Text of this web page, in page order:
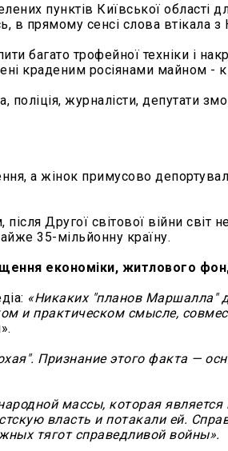
пунктів Київської області
в прямому сенсі слова втікала
багато трофейної техніки і
краденим росіянами майном
поліція, журналісти, депутати
а жінок примусово
Другої світової війни світ
35-мільйонну країну.
економіки, житлового
«Никаких "планов Маршалла"
и практическом смысле,
Признание этого факта —
массы, которая
власть и потакали ей.
тягот справедливой войны».